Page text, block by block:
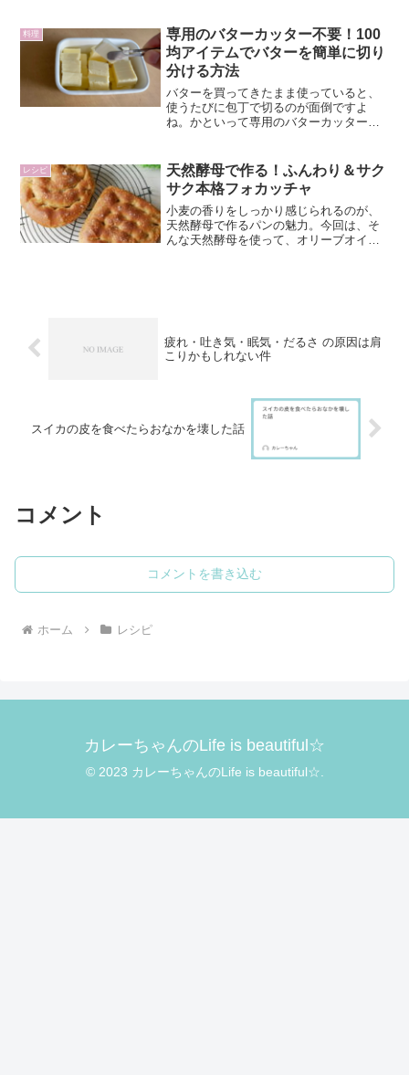
かった最初は味噌汁に少量入れてみまし
た。結果、おなかは何とも...
料理
専用のバターカッター不要！100
均アイテムでバターを簡単に切り
分ける方法
バターを買ってきたまま使っていると、
使うたびに包丁で切るのが面倒ですよ
ね。かといって専用のバターカッターを
て、簡単にバターを小分けする方法をご
紹介します！おうちカット...
レシピ
天然酵母で作る！ふんわり＆サク
サク本格フォカッチャ
小麦の香りをしっかり感じられるのが、
天然酵母で作るパンの魅力。今回は、そ
んな天然酵母を使って、オリーブオイル
疲れ・吐き気・眠気・だるさ の原因は肩
こりかもしれない件
スイカの皮を食べたらおなかを壊した話
コメント
コメントを書き込む
ホーム レシピ
カレーちゃんのLife is beautiful☆
© 2023 カレーちゃんのLife is beautiful☆.